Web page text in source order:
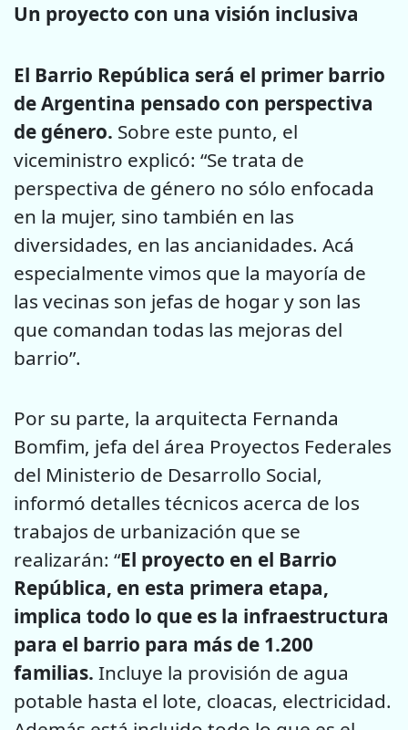
Un proyecto con una visión inclusiva
El Barrio República será el primer barrio
de Argentina pensado con perspectiva
de género. Sobre este punto, el
viceministro explicó: “Se trata de
perspectiva de género no sólo enfocada
en la mujer, sino también en las
diversidades, en las ancianidades. Acá
especialmente vimos que la mayoría de
las vecinas son jefas de hogar y son las
que comandan todas las mejoras del
barrio”.
Por su parte, la arquitecta Fernanda
Bomfim, jefa del área Proyectos Federales
del Ministerio de Desarrollo Social,
informó detalles técnicos acerca de los
trabajos de urbanización que se
realizarán: “El proyecto en el Barrio
República, en esta primera etapa,
implica todo lo que es la infraestructura
para el barrio para más de 1.200
familias. Incluye la provisión de agua
potable hasta el lote, cloacas, electricidad.